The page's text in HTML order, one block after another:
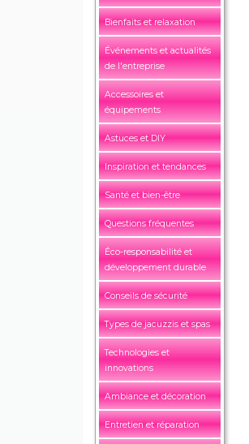
Bienfaits et relaxation
Événements et actualités
de l'entreprise
Accessoires et
équipements
Astuces et DIY
Inspiration et tendances
Santé et bien-être
Questions fréquentes
Éco-responsabilité et
développement durable
Conseils de sécurité
Types de jacuzzis et spas
Technologies et
innovations
Ambiance et décoration
Entretien et réparation